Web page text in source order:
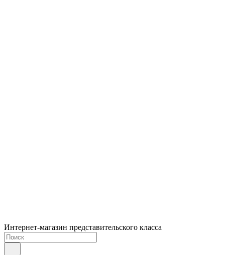
Интернет-магазин представительского класса